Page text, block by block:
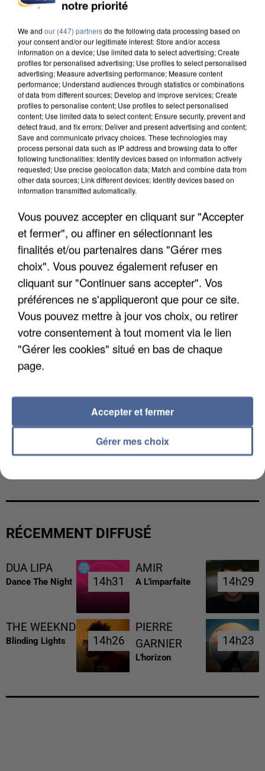
MAFIA INTERPELLÉ EN ALGÉRIE
UN SECOND CADRE DE LA DZ MAFIA
INTERPELLÉ EN ALGÉRIE
UNE TOURISTE DE L’OISE EMPORTÉE PAR UNE
RÉCEMMENT DIFFUSÉ
DUA LIPA
Dance The Night 14h31
14h31
AMIR
A L'imparfaite 14h29
14h29
THE WEEKND
Blinding Lights 14h26
14h26
PIERRE
GARNIER
L'horizon
14h23
14h23
notre priorité
We and our (447) partnersdo the following data processing based on
your consent and/or our legitimate interest: Store and/or access
information on a device; Use limited data to select advertising; Create
profiles for personalised advertising; Use profiles to select personalised
advertising; Measure advertising performance; Measure content
performance; Understand audiences through statistics or combinations
of data from different sources; Develop and improve services; Create
profiles to personalise content; Use profiles to select personalised
content; Use limited data to select content; Ensure security, prevent and
detect fraud, and fix errors; Deliver and present advertising and content;
Save and communicate privacy choices. These technologies may
process personal data such as IP address and browsing data to offer
following functionalities: Identify devices based on information actively
requested; Use precise geolocation data; Match and combine data from
other data sources; Link different devices; Identify devices based on
information transmitted automatically.
Vous pouvez accepter en cliquant sur "Accepter
et fermer", ou affiner en sélectionnant les
finalités et/ou partenaires dans "Gérer mes
choix". Vous pouvez également refuser en
cliquant sur "Continuer sans accepter". Vos
préférences ne s'appliqueront que pour ce site.
Vous pouvez mettre à jour vos choix, ou retirer
votre consentement à tout moment via le lien
"Gérer les cookies" situé en bas de chaque
page.
Gérer mes choix
Accepter et fermer